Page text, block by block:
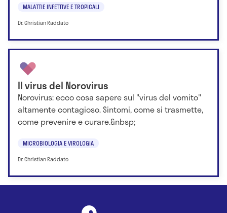
MALATTIE INFETTIVE E TROPICALI
Dr. Christian Raddato
Il virus del Norovirus
Norovirus: ecco cosa sapere sul "virus del vomito"
altamente contagioso. Sintomi, come si trasmette,
come prevenire e curare.&nbsp;
MICROBIOLOGIA E VIROLOGIA
Dr. Christian Raddato